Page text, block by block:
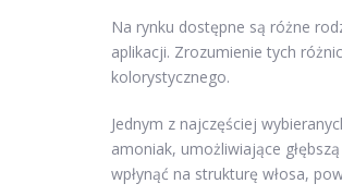
Na rynku dostępne są różne
aplikacji. Zrozumienie tych
kolorystycznego.
Jednym z najczęściej
amoniak, umożliwiające
wpłynąć na strukturę włosa,